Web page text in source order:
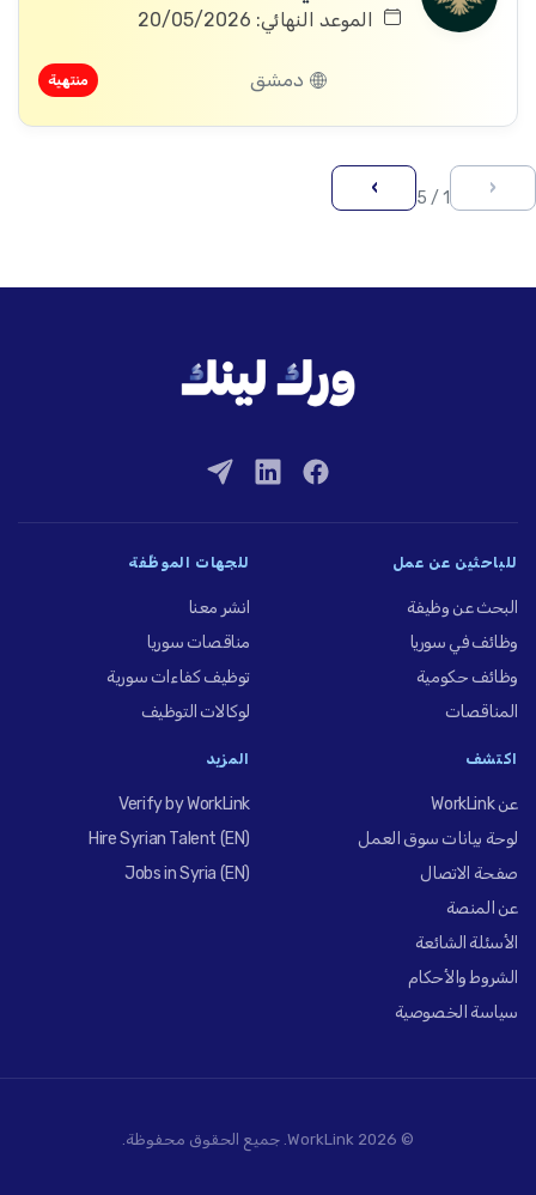
الموعد النهائي: 20/05/2026
دمشق منتهية
‹
1 / 5
›
للباحثين عن عمل
البحث عن وظيفة
وظائف في سوريا
وظائف حكومية
المناقصات
للجهات الموظِّفة
انشر معنا
مناقصات سوريا
توظيف كفاءات سورية
لوكالات التوظيف
اكتشف
عن WorkLink
لوحة بيانات سوق العمل
صفحة الاتصال
عن المنصة
الأسئلة الشائعة
الشروط والأحكام
سياسة الخصوصية
المزيد
Verify by WorkLink
Hire Syrian Talent (EN)
Jobs in Syria (EN)
© 2026 WorkLink. جميع الحقوق محفوظة.